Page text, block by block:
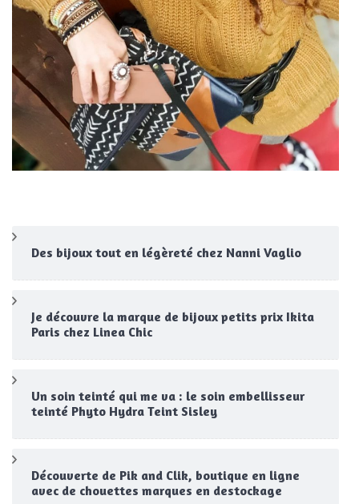
Des bijoux tout en légèreté chez Nanni Vaglio
Je découvre la marque de bijoux petits prix Ikita
Paris chez Linea Chic
Un soin teinté qui me va : le soin embellisseur
teinté Phyto Hydra Teint Sisley
Découverte de Pik and Clik, boutique en ligne
avec de chouettes marques en destockage